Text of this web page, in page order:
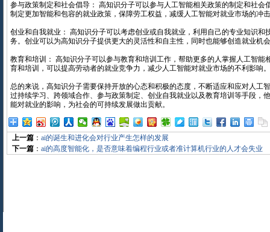
参与政策制定和社会倡导： 高知识分子可以参与人工智能相关政策的制定和社会
制定更加智能和包容的就业政策，保障劳工权益，减缓人工智能对就业市场的冲
创业和自我就业： 高知识分子可以考虑创业或自我就业，利用自己的专业知识和
务。创业可以为高知识分子提供更大的灵活性和自主性，同时也能够创造就业机
教育和培训： 高知识分子可以参与教育和培训工作，帮助更多的人掌握人工智能
育和培训，可以提高劳动者的就业竞争力，减少人工智能对就业市场的不利影响。
总的来说，高知识分子需要保持开放的心态和积极的态度，不断适应和应对人工
过持续学习、跨领域合作、参与政策制定、创业自我就业以及教育培训等手段，
能对就业的影响，为社会的可持续发展做出贡献。
上一篇 ： ai的诞生和进化会对行业产生怎样的发展
下一篇 ： ai的高度智能化，是否意味着编程行业或者准计算机行业的人才会失业